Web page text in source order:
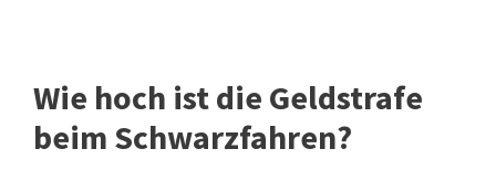
Wie hoch ist die Geldstrafe
beim Schwarzfahren?